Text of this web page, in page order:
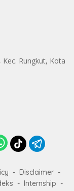
Kec. Rungkut, Kota
Disclaimer
Internship